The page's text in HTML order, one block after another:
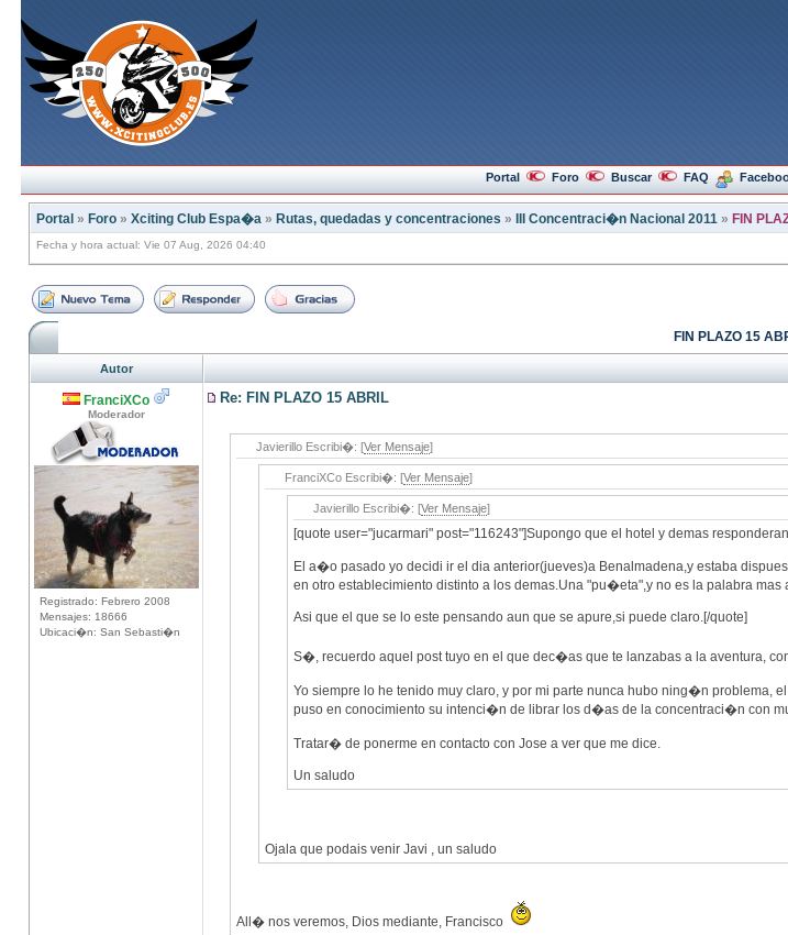
Portal Foro Buscar FAQ
Portal » Foro » Xciting Club Espa�a » Rutas, quedadas y concentraciones » III Concentraci�n Nacional 2011 » FIN
Fecha y hora actual: Vie 07 Aug, 2026 04:40
FIN PLAZO 15
Autor
FranciXCo
Moderador
Registrado: Febrero 2008
Mensajes: 18666
Ubicaci�n: San Sebasti�n
Re: FIN PLAZO 15 ABRIL
Javierillo Escribi�: [Ver Mensaje]
FranciXCo Escribi�: [Ver Mensaje]
Javierillo Escribi�: [Ver Mensaje]
[quote user="jucarmari" post="116243"]Supongo que el hotel y demas
El a�o pasado yo decidi ir el dia anterior(jueves)a Benalmadena,y estaba
en otro establecimiento distinto a los demas.Una "pu�eta",y no es la palabra mas
Asi que el que se lo este pensando aun que se apure,si puede claro.[/quote]
S�, recuerdo aquel post tuyo en el que dec�as que te lanzabas a la aventura,
Yo siempre lo he tenido muy claro, y por mi parte nunca hubo ning�n problema,
puso en conocimiento su intenci�n de librar los d�as de la concentraci�n con
Tratar� de ponerme en contacto con Jose a ver que me dice.
Un saludo
Ojala que podais venir Javi , un saludo
All� nos veremos, Dios mediante, Francisco